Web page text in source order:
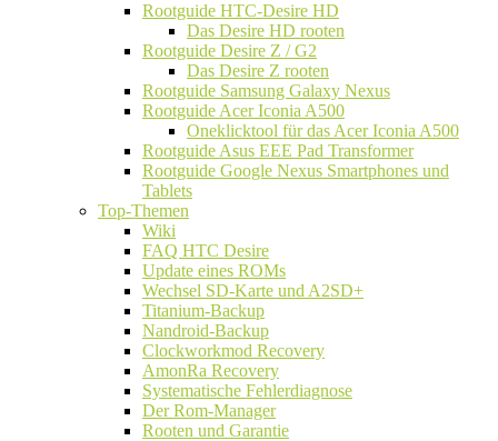
Rootguide HTC-Desire HD
Das Desire HD rooten
Rootguide Desire Z / G2
Das Desire Z rooten
Rootguide Samsung Galaxy Nexus
Rootguide Acer Iconia A500
Oneklicktool für das Acer Iconia A500
Rootguide Asus EEE Pad Transformer
Rootguide Google Nexus Smartphones und
Tablets
Top-Themen
Wiki
FAQ HTC Desire
Update eines ROMs
Wechsel SD-Karte und A2SD+
Titanium-Backup
Nandroid-Backup
Clockworkmod Recovery
AmonRa Recovery
Systematische Fehlerdiagnose
Der Rom-Manager
Rooten und Garantie